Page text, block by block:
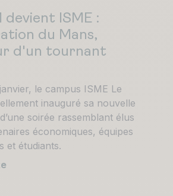
devient ISME :
du Mans,
d'un tournant
le campus ISME Le
inauguré sa nouvelle
soirée rassemblant élus
économiques, équipes
et étudiants.